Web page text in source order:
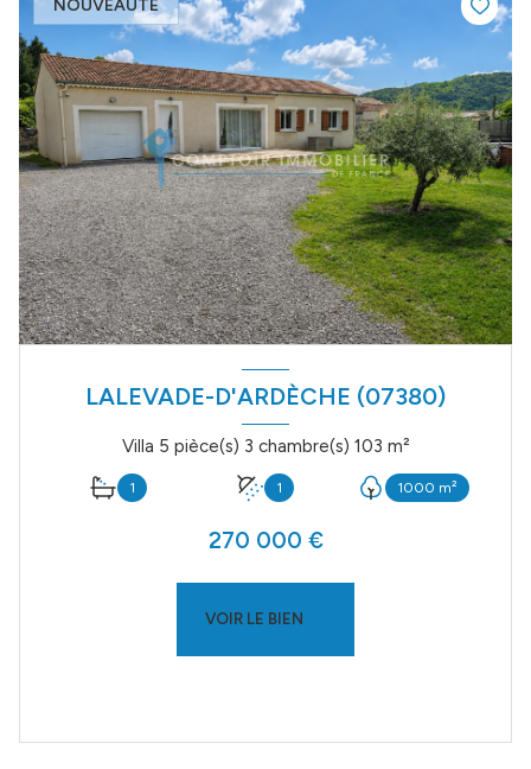
NOUVEAUTÉ
LALEVADE-D'ARDÈCHE (07380)
Villa 5 pièce(s) 3 chambre(s) 103 m²
1 1 1000 m²
270 000 €
VOIR LE BIEN